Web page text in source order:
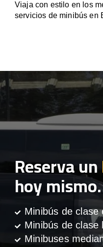
Viaja con estilo en los
servicios de minibús en
Reserva un
hoy mismo.
Minibús de clase
Minibús de clase
Minibuses